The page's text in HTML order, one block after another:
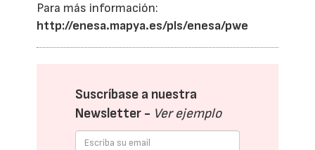
Para más información:
http://enesa.mapya.es/pls/enesa/pwe
Suscríbase a nuestra
Newsletter - Ver ejemplo